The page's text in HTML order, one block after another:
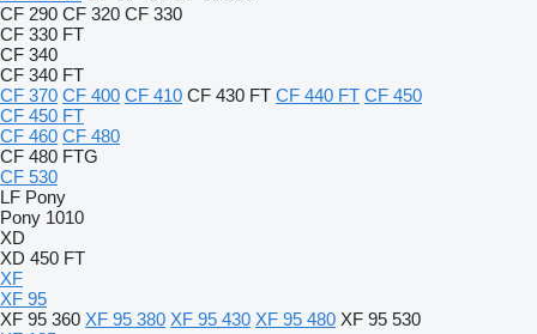
CF 290 CF 320 CF 330
CF 330 FT
CF 340
CF 340 FT
CF 370 CF 400 CF 410 CF 430 FT CF 440 FT CF 450
CF 450 FT
CF 460 CF 480
CF 480 FTG
CF 530
LF Pony
Pony 1010
XD
XD 450 FT
XF
XF 95
XF 95 360 XF 95 380 XF 95 430 XF 95 480 XF 95 530